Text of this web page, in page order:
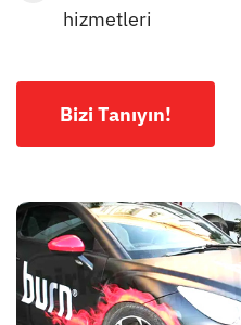
hizmetleri
Bizi Tanıyın!